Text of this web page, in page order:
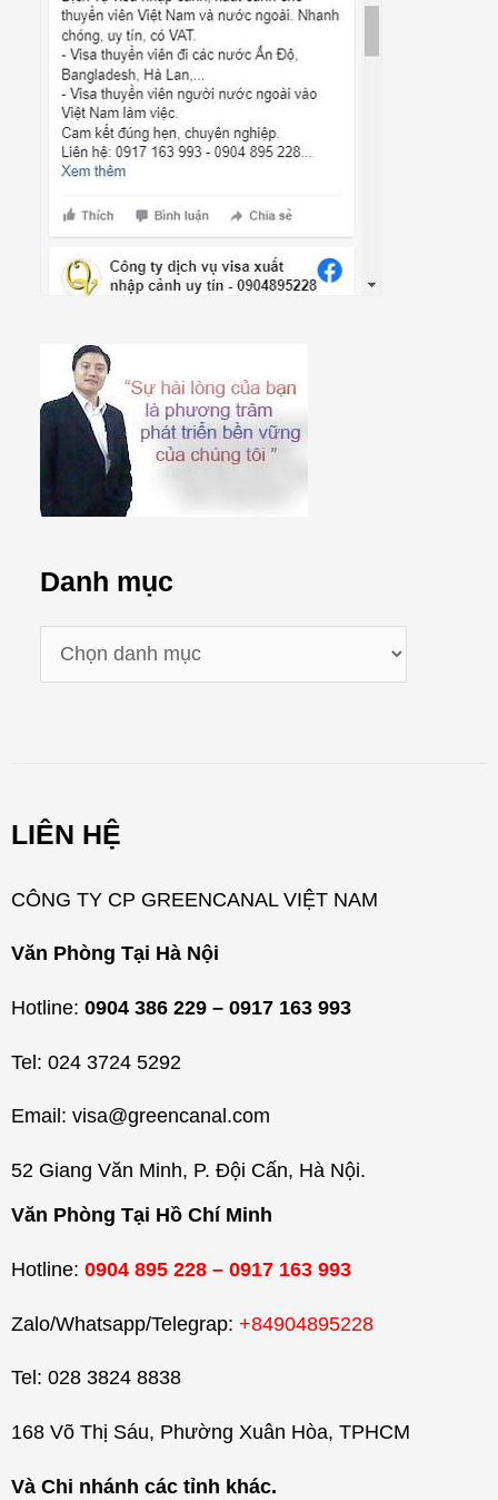
Danh mục
a
ụ
LIÊN HỆ
CÔNG TY CP GREENCANAL VIỆT NAM
Văn Phòng Tại Hà Nội
Hotline: 0904 386 229 – 0917 163 993
Tel: 024 3724 5292
Email: visa@greencanal.com
52 Giang Văn Minh, P. Đội Cấn, Hà Nội.
Văn Phòng Tại Hồ Chí Minh
Hotline: 0904 895 228 – 0917 163 993
Zalo/Whatsapp/Telegrap: +84904895228
Tel: 028 3824 8838
168 Võ Thị Sáu, Phường Xuân Hòa, TPHCM
Và Chi nhánh các tỉnh khác.